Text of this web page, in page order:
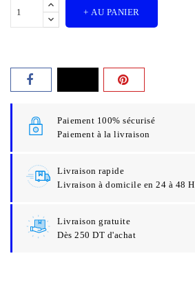
+ AU PANIER
Paiement 100% sécurisé
Paiement à la livraison
Livraison rapide
Livraison à domicile en 24 à 48 H
Livraison gratuite
Dès 250 DT d'achat